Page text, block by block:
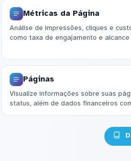
Métricas da Página
Análise de impressões, cliques e
como taxa de engajamento e alcance
Páginas
Visualize informações sobre suas
status, além de dados financeiros